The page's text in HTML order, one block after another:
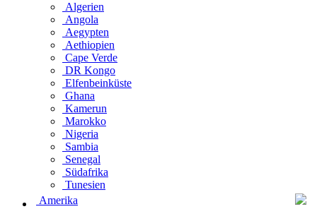
Algerien
Angola
Aegypten
Aethiopien
Cape Verde
DR Kongo
Elfenbeinküste
Ghana
Kamerun
Marokko
Nigeria
Sambia
Senegal
Südafrika
Tunesien
Amerika